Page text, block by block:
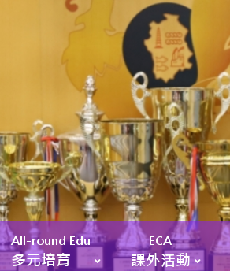
All-round Edu
多元培育
ECA
課外活動